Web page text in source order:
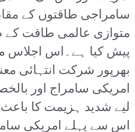
سامراجی طاقتوں کے
متوازی عالمی طاقت کے
پیش کیا ہے۔اس اجلاس
بھرپور شرکت انتہائی
امریکی سامراج اور
لیے شدید ہزیمت کا باعث
اس سے پہلے امریکی